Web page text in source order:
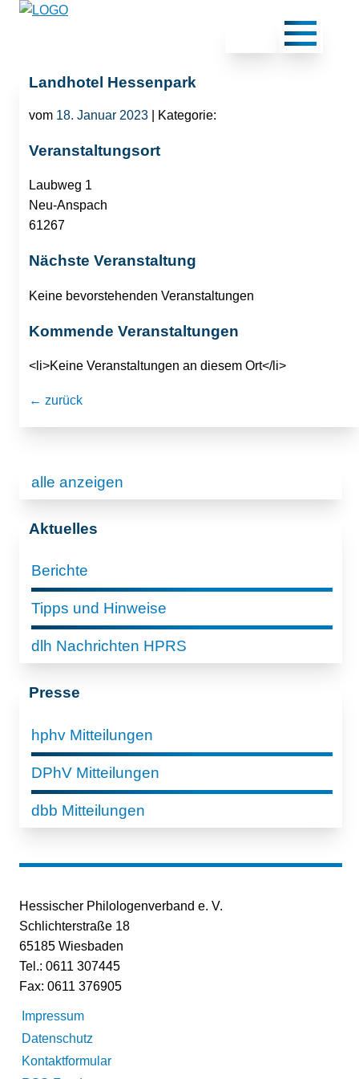
Landhotel Hessenpark
vom 18. Januar 2023 | Kategorie:
Veranstaltungsort
Laubweg 1
Neu-Anspach
61267
Nächste Veranstaltung
Keine bevorstehenden Veranstaltungen
Kommende Veranstaltungen
<li>Keine Veranstaltungen an diesem Ort</li>
← zurück
alle anzeigen
Aktuelles
Berichte
Tipps und Hinweise
dlh Nachrichten HPRS
Presse
hphv Mitteilungen
DPhV Mitteilungen
dbb Mitteilungen
Hessischer Philologenverband e. V.
Schlichterstraße 18
65185 Wiesbaden
Tel.: 0611 307445
Fax: 0611 376905
Impressum
Datenschutz
Kontaktformular